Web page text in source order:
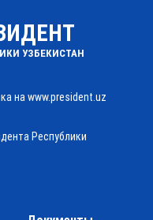
УЗБЕКИСТАН
на www.president.uz
Республики